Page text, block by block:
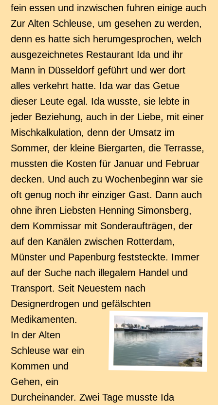
fein essen und inzwischen fuhren einige auch
Zur Alten Schleuse, um gesehen zu werden,
denn es hatte sich herumgesprochen, welch
ausgezeichnetes Restaurant Ida und ihr
Mann in Düsseldorf geführt und wer dort
alles verkehrt hatte. Ida war das Getue
dieser Leute egal. Ida wusste, sie lebte in
jeder Beziehung, auch in der Liebe, mit einer
Mischkalkulation, denn der Umsatz im
Sommer, der kleine Biergarten, die Terrasse,
mussten die Kosten für Januar und Februar
decken. Und auch zu Wochenbeginn war sie
oft genug noch ihr einziger Gast. Dann auch
ohne ihren Liebsten Henning Simonsberg,
dem Kommissar mit Sonderaufträgen, der
auf den Kanälen zwischen Rotterdam,
Münster und Papenburg feststeckte. Immer
auf der Suche nach illegalem Handel und
Transport. Seit Neuestem nach
Designerdrogen und gefälschten
Medikamenten.
In der Alten
Schleuse war ein
Kommen und
Gehen, ein
Durcheinander. Zwei Tage musste Ida